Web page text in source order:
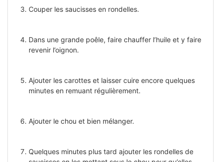
Couper les saucisses en rondelles.
Dans une grande poêle, faire chauffer l’huile et y faire
revenir l’oignon.
Ajouter les carottes et laisser cuire encore quelques
minutes en remuant régulièrement.
Ajouter le chou et bien mélanger.
Quelques minutes plus tard ajouter les rondelles de